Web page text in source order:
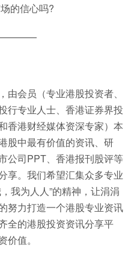
的信心吗?
会员（专业港股投资者、
行专业人士、香港证券界投
香港财经媒体资深专家）本
股中最有价值的资讯、研
公司PPT、香港报刊股评等
享。我们希望汇集众多专业
我为人人”的精神，让涓涓
努力打造一个港股专业资讯
全的港股投资资讯分享平
值。